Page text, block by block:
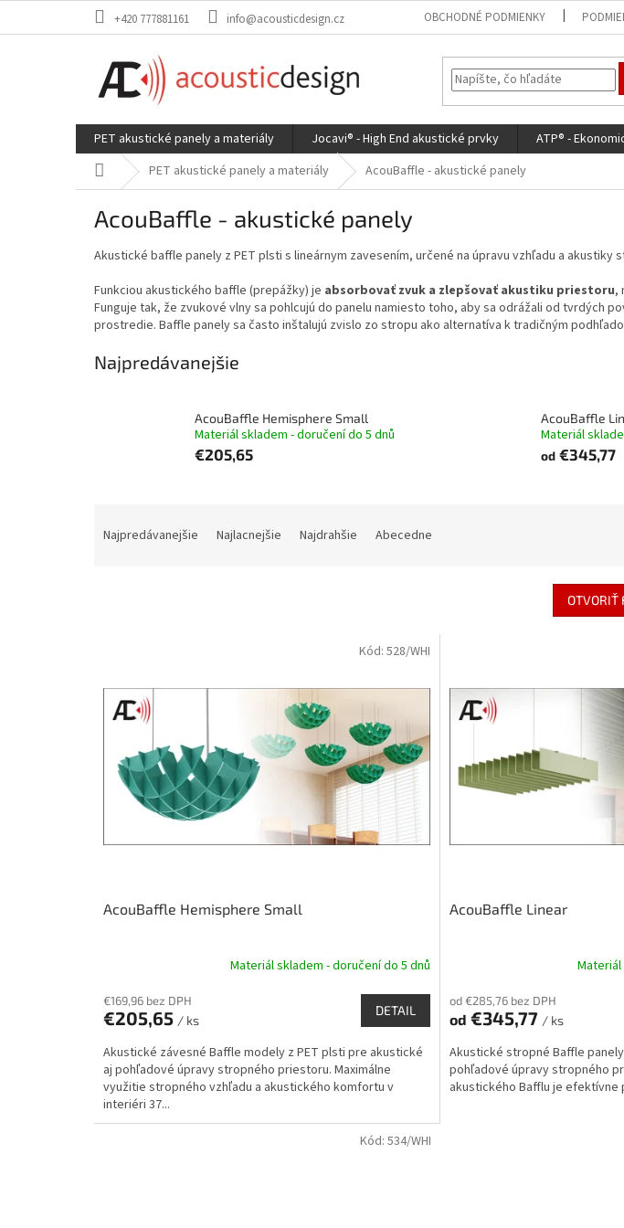
+420 777881161 info@acousticdesign.cz OBCHODNÉ PODMIENKY
PET akustické panely a materiály Jocavi® - High End akustické prvky ATP® -
DomovPET akustické panely a materiály AcouBaffle - akustické panely
AcouBaffle - akustické panely
Akustické baffle panely z PET plsti s lineárnym zavesením, určené na úpravu vzhľadu a akustiky
Funkciou akustického baffle (prepážky) je absorbovať zvuk a zlepšovať akustiku priestoru,
Funguje tak, že zvukové vlny sa pohlcujú do panelu namiesto toho, aby sa odrážali od tvrdých
prostredie. Baffle panely sa často inštalujú zvislo zo stropu ako alternatíva k tradičným
Najpredávanejšie
AcouBaffle Hemisphere Small
Materiál skladem - doručení do 5 dnů
€205,65
AcouBaffle
Materiál
od €345,77
Najpredávanejšie Najlacnejšie Najdrahšie Abecedne
OTVORIŤ
p
AcouBaffle Hemisphere Small
Materiál skladem - doručení do 5 dnů
€169,96 bez DPH
€205,65 / ks
DETAIL
Akustické závesné Baffle modely z PET plsti pre akustické
aj pohľadové úpravy stropného priestoru. Maximálne
využitie stropného vzhľadu a akustického komfortu v
interiéri 37...
Kód:528/WHI
AcouBaffle Linear
od €285,76 bez DPH
od €345,77 / ks
Akustické stropné Baffle
pohľadové úpravy stropného
akustického Bafflu je efektívne
Kód:534/WHI